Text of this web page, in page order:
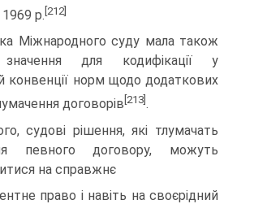
1969 р. [212]
Міжнародного суду мала також
значення для кодифікації у
конвенції норм щодо додаткових
договорів [213] .
судові рішення, які тлумачать
певного договору, можуть
на справжнє
право і навіть на своєрідний